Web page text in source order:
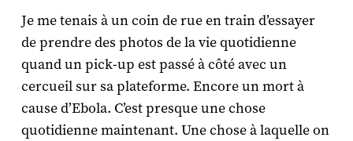
Je me tenais à un coin de rue en train d’essayer
de prendre des photos de la vie quotidienne
quand un pick-up est passé à côté avec un
cercueil sur sa plateforme. Encore un mort à
cause d’Ebola. C’est presque une chose
quotidienne maintenant. Une chose à laquelle on